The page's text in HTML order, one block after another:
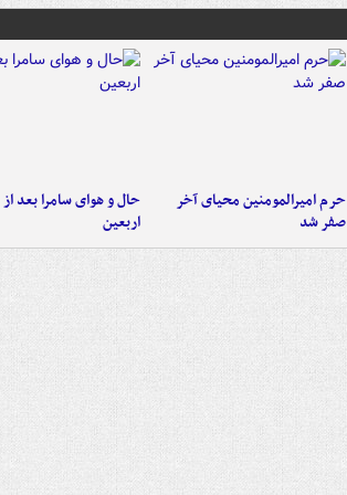
حرم امیرالمومنین محیای آخر
صفر شد
حال و هوای سامرا بعد از
اربعین